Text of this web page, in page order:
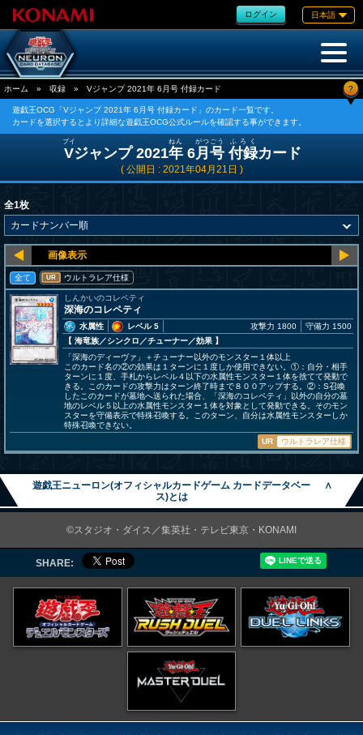
ログイン 日本語
ホーム » 収録 » Vジャンプ 2021年 6月号 付録カード ?
遊戯王OCG「Vジャンプ 2021年 6月号 付録カード」のカード一覧です。
カードを選択するとより詳細な遊戯王OCG公式ルールを確認する事ができます。
V
ブイ
ジャンプ 2021年
ねん
6月
がつ
号
ごう
付録
ふろく
カード
( 公開日 : 2021年04月21日 )
全1枚
全て UR ウルトラレア仕様
しんかいのコレペティ
深海のコレペティ
水属性
レベル 5
【 海竜族／シンクロ／チューナー／効果 】
攻撃力 1800 守備力 1500
「深海のディーヴァ」＋チューナー以外のモンスター１体以上
このカード名の②の効果は１ターンに１度しか使用できない。①：自分・相手
ターンに１度、手札からレベル４以下の水属性モンスター１体を捨てて発動で
きる。このカードの攻撃力はターン終了時まで８００アップする。②：S召喚
したこのカードが墓地へ送られた場合、「深海のコレペティ」以外の自分の墓
地のレベル５以上の水属性モンスター１体を対象として発動できる。そのモン
スターを守備表示で特殊召喚する。このターン、自分は水属性モンスターしか
特殊召喚できない。
UR
ウルトラレア仕様
遊戯王ニューロン(オフィシャルカードゲーム カードデータベー
ス)とは
∧
©スタジオ・ダイス／集英社・テレビ東京・KONAMI
SHARE: